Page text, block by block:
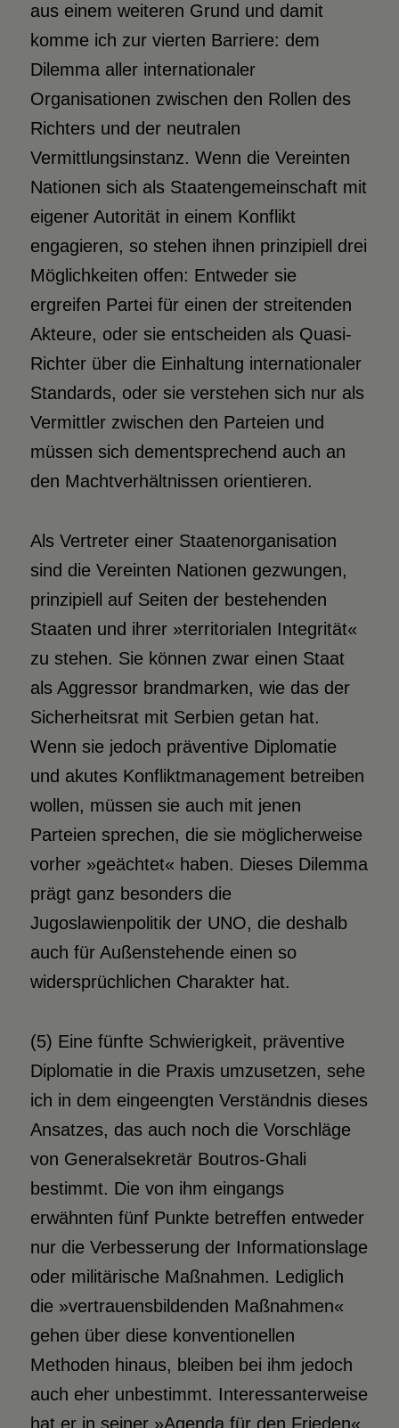
aus einem weiteren Grund und damit
komme ich zur vierten Barriere: dem
Dilemma aller internationaler
Organisationen zwischen den Rollen des
Richters und der neutralen
Vermittlungsinstanz. Wenn die Vereinten
Nationen sich als Staatengemeinschaft mit
eigener Autorität in einem Konflikt
engagieren, so stehen ihnen prinzipiell drei
Möglichkeiten offen: Entweder sie
ergreifen Partei für einen der streitenden
Akteure, oder sie entscheiden als Quasi-
Richter über die Einhaltung internationaler
Standards, oder sie verstehen sich nur als
Vermittler zwischen den Parteien und
müssen sich dementsprechend auch an
den Machtverhältnissen orientieren.
Als Vertreter einer Staatenorganisation
sind die Vereinten Nationen gezwungen,
prinzipiell auf Seiten der bestehenden
Staaten und ihrer »territorialen Integrität«
zu stehen. Sie können zwar einen Staat
als Aggressor brandmarken, wie das der
Sicherheitsrat mit Serbien getan hat.
Wenn sie jedoch präventive Diplomatie
und akutes Konfliktmanagement betreiben
wollen, müssen sie auch mit jenen
Parteien sprechen, die sie möglicherweise
vorher »geächtet« haben. Dieses Dilemma
prägt ganz besonders die
Jugoslawienpolitik der UNO, die deshalb
auch für Außenstehende einen so
widersprüchlichen Charakter hat.
(5) Eine fünfte Schwierigkeit, präventive
Diplomatie in die Praxis umzusetzen, sehe
ich in dem eingeengten Verständnis dieses
Ansatzes, das auch noch die Vorschläge
von Generalsekretär Boutros-Ghali
bestimmt. Die von ihm eingangs
erwähnten fünf Punkte betreffen entweder
nur die Verbesserung der Informationslage
oder militärische Maßnahmen. Lediglich
die »vertrauensbildenden Maßnahmen«
gehen über diese konventionellen
Methoden hinaus, bleiben bei ihm jedoch
auch eher unbestimmt. Interessanterweise
hat er in seiner »Agenda für den Frieden«